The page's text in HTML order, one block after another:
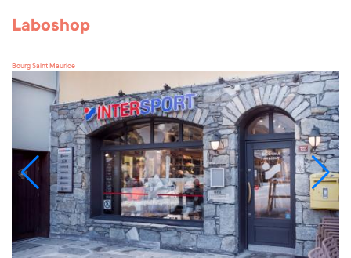
Laboshop
Bourg Saint Maurice